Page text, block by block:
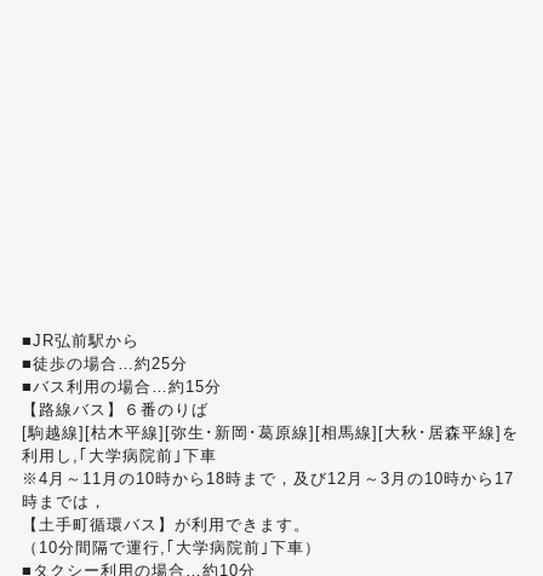
■JR弘前駅から
■徒歩の場合…約25分
■バス利用の場合…約15分
【路線バス】６番のりば
[駒越線][枯木平線][弥生･新岡･葛原線][相馬線][大秋･居森平線]を
利用し,｢大学病院前｣下車
※4月～11月の10時から18時まで，及び12月～3月の10時から17
時までは，
【土手町循環バス】が利用できます。
（10分間隔で運行,｢大学病院前｣下車）
■タクシー利用の場合…約10分